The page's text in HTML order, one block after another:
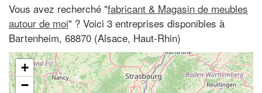
Vous avez recherché "fabricant & Magasin de meubles
autour de moi" ? Voici 3 entreprises disponibles à
Bartenheim, 68870 (Alsace, Haut-Rhin)
+
−